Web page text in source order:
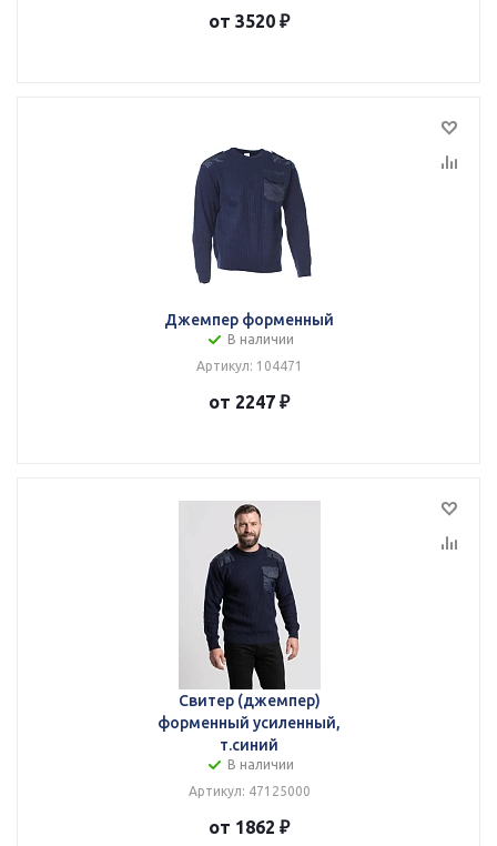
от 3520 ₽
Джемпер форменный
В наличии
Артикул: 104471
от 2247 ₽
Свитер (джемпер)
форменный усиленный,
т.синий
В наличии
Артикул: 47125000
от 1862 ₽